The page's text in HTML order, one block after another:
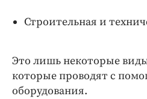
Строительная и
Это лишь некоторые
которые проводят с
оборудования.